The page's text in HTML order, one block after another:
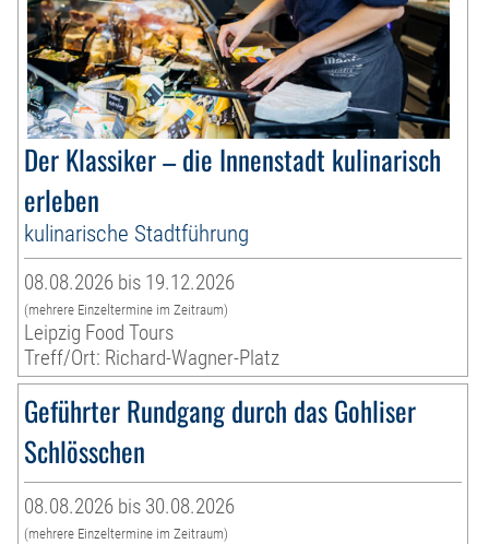
Der Klassiker – die Innenstadt kulinarisch
erleben
kulinarische Stadtführung
08.08.2026 bis 19.12.2026
(mehrere Einzeltermine im Zeitraum)
Leipzig Food Tours
Treff/Ort: Richard-Wagner-Platz
Geführter Rundgang durch das Gohliser
Schlösschen
08.08.2026 bis 30.08.2026
(mehrere Einzeltermine im Zeitraum)